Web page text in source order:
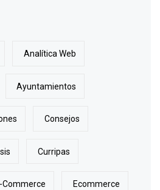
Analítica Web
Ayuntamientos
Consejos
Curripas
Commerce Ecommerce